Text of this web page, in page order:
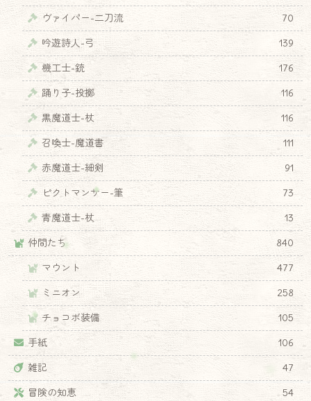
ヴァイパー-二刀流
70
吟遊詩人-弓
139
機工士-銃
176
踊り子-投擲
116
黒魔道士-杖
116
召喚士-魔道書
111
赤魔道士-細剣
91
ピクトマンサー-筆
73
青魔道士-杖
13
仲間たち
840
マウント
477
ミニオン
258
チョコボ装備
105
手紙
106
雑記
47
冒険の知恵
54